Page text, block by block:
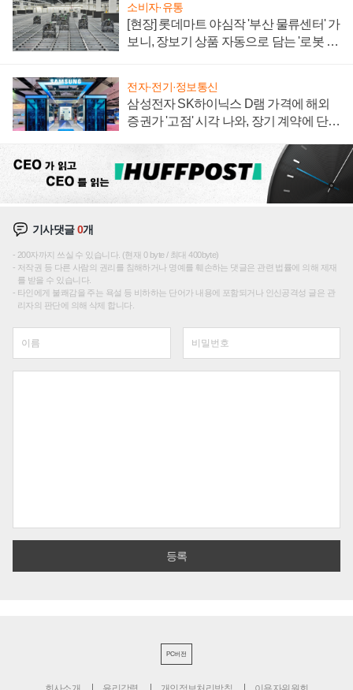
소비자·유통
[현장] 롯데마트 야심작 '부산 물류센터' 가
보니, 장보기 상품 자동으로 담는 '로봇 40
전자·전기·정보통신
삼성전자 SK하이닉스 D램 가격에 해외
증권가 '고점' 시각 나와, 장기 계약에 단점
기사댓글0개
200자까지 쓰실 수 있습니다. (현재 0 byte / 최대 400byte)
저작권 등 다른 사람의 권리를 침해하거나 명예를 훼손하는 댓글은 관련 법률에 의해 제재
를 받을 수 있습니다.
타인에게 불쾌감을 주는 욕설 등 비하하는 단어가 내용에 포함되거나 인신공격성 글은 관
리자의 판단에 의해 삭제 합니다.
PC버전